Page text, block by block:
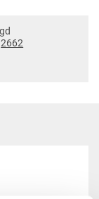
2662